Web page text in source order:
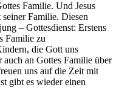
Familie. Und Jesus
Familie. Diesen
– Gottesdienst: Erstens
Familie zu
die Gott uns
an Gottes Familie über
uns auf die Zeit mit
gibt es wieder einen